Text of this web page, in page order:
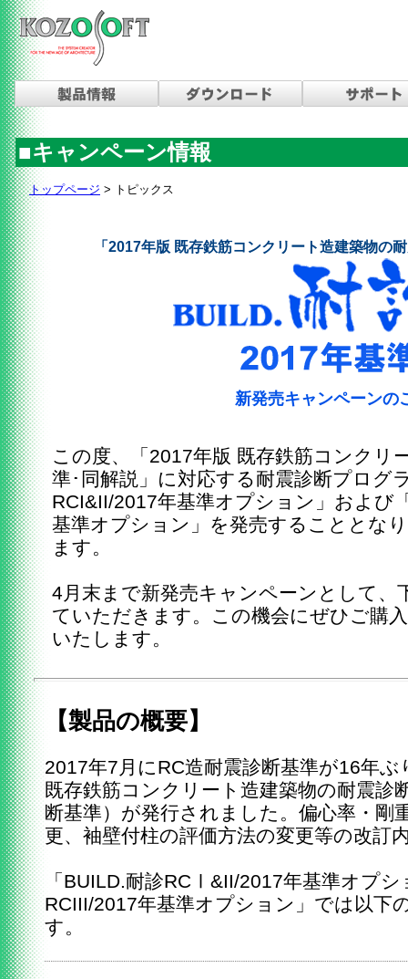
■キャンペーン情報
トップページ > トピックス
「2017年版 既存鉄筋コンクリート造建築物の
新発売キャンペーンの
この度、「2017年版 既存鉄筋コンクリ
準･同解説」に対応する耐震診断プログ
RCI&II/2017年基準オプション」および
基準オプション」を発売することとな
ます。
4月末まで新発売キャンペーンとして、
ていただきます。この機会にぜひご購
いたします。
【製品の概要】
2017年7月にRC造耐震診断基準が16年
既存鉄筋コンクリート造建築物の耐震診
断基準）が発行されました。偏心率・剛
更、袖壁付柱の評価方法の変更等の改訂
「BUILD.耐診RCⅠ&II/2017年基準オプ
RCIII/2017年基準オプション」では以下
す。